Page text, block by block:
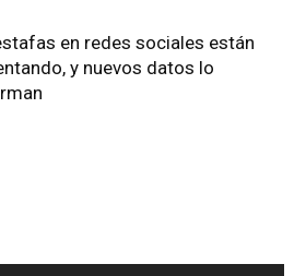
en redes sociales están
y nuevos datos lo